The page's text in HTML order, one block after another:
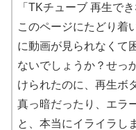
「TKチューブ 再生で
このページにたどり着
に動画が見られなくて
ないでしょうか？せっ
けられたのに、再生ボ
真っ暗だったり、エラ
と、本当にイライラし